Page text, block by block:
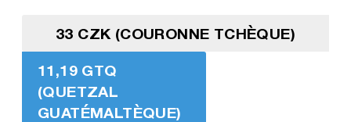
33 CZK (COURONNE TCHÈQUE)
11,19 GTQ
(QUETZAL
GUATÉMALTÈQUE)